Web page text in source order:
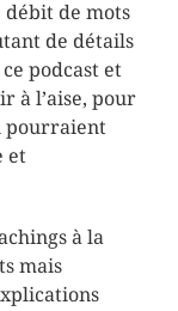
débit de mots
de détails
podcast et
à l’aise, pour
pourraient
et
à la
mais